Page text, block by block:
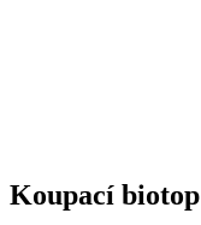
Koupací biotop